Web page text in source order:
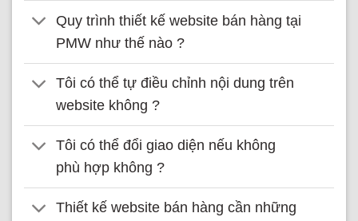
Quy trình thiết kế website bán hàng tại
PMW như thế nào ?
Tôi có thể tự điều chỉnh nội dung trên
website không ?
Tôi có thể đổi giao diện nếu không
phù hợp không ?
Thiết kế website bán hàng cần những